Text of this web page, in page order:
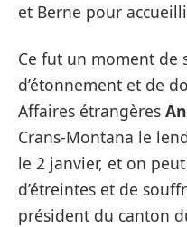
et Berne pour
Ce fut un moment de
d’étonnement et de
Affaires étrangères
Crans-Montana le
le 2 janvier, et on
d’étreintes et de
président du canton